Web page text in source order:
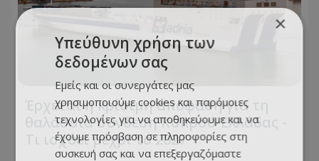
Έρχεται η κρίσιμη απόφαση για τη
θαλάσσια σύνδεση Κύπρου-Ελλάδας -
Τι ισχύει μέχρι το 2027
×
Υπεύθυνη χρήση των
δεδομένων σας
Εμείς και οι συνεργάτες μας
χρησιμοποιούμε cookies και παρόμοιες
τεχνολογίες για να αποθηκεύουμε και να
έχουμε πρόσβαση σε πληροφορίες στη
συσκευή σας και να επεξεργαζόμαστε